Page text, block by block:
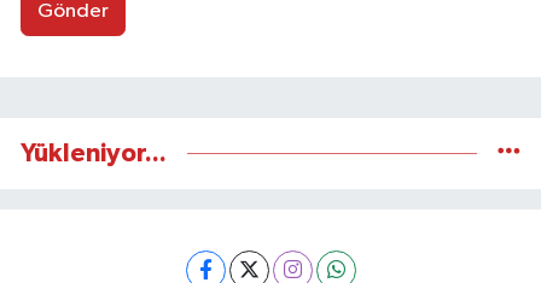
Gönder
Yükleniyor...